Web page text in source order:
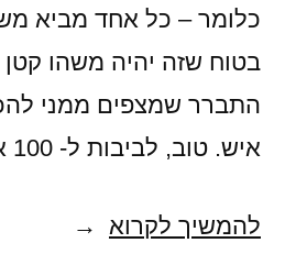
כלומר – כל אחד מביא
בטוח שזה יהיה משהו קטן
איש. טוב, לביבות ל- 100 אנשים …
להמשיך לקרוא שאני